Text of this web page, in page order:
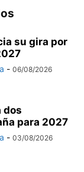
su gira por
- 06/08/2026
dos
para 2027
- 03/08/2026